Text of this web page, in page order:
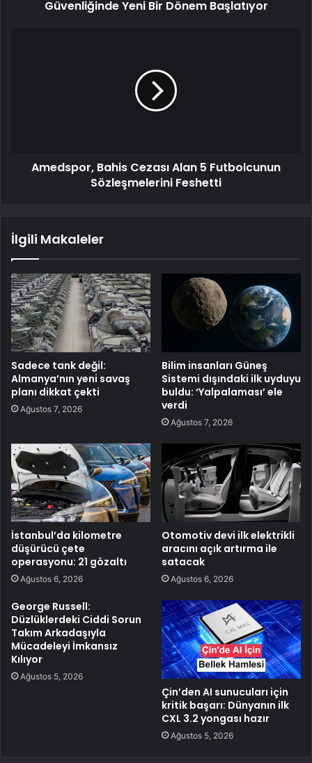
Güvenliğinde Yeni Bir Dönem Başlatıyor
Amedspor, Bahis Cezası Alan 5 Futbolcunun
Sözleşmelerini Feshetti
İlgili Makaleler
Sadece tank değil:
Almanya’nın yeni savaş
planı dikkat çekti
Ağustos 7, 2026
Bilim insanları Güneş
Sistemi dışındaki ilk uyduyu
buldu: ‘Yalpalaması’ ele
verdi
Ağustos 7, 2026
İstanbul’da kilometre
düşürücü çete
operasyonu: 21 gözaltı
Ağustos 6, 2026
Otomotiv devi ilk elektrikli
aracını açık artırma ile
satacak
Ağustos 6, 2026
George Russell:
Düzlüklerdeki Ciddi Sorun
Takım Arkadaşıyla
Mücadeleyi İmkansız
Kılıyor
Ağustos 5, 2026
Çin’den AI sunucuları için
kritik başarı: Dünyanın ilk
CXL 3.2 yongası hazır
Ağustos 5, 2026